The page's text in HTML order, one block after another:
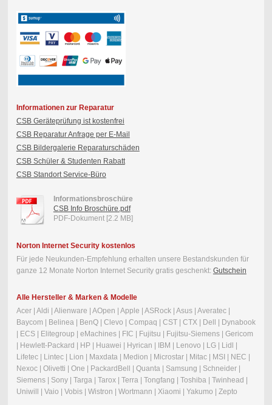
Informationen zur Reparatur
CSB Geräteprüfung ist kostenfrei
CSB Reparatur Anfrage per E-Mail
CSB Bildergalerie Reparaturschäden
CSB Schüler & Studenten Rabatt
CSB Standort Service-Büro
Informationsbroschüre
CSB Info Broschüre.pdf
PDF-Dokument [2.2 MB]
Norton Internet Security kostenlos
Für jede Neukunden-Empfehlung erhalten unsere Bestandskunden für
ganze 12 Monate Norton Internet Security gratis geschenkt: Gutschein
Alle Hersteller & Marken & Modelle
Acer | Aldi | Alienware | AOpen | Apple | ASRock | Asus | Averatec |
Baycom | Belinea | BenQ | Clevo | Compaq | CST | CTX | Dell | Dynabook
| ECS | Elitegroup | eMachines | FIC | Fujitsu | Fujitsu-Siemens | Gericom
| Hewlett-Packard | HP | Huawei | Hyrican | IBM | Lenovo | LG | Lidl |
Lifetec | Lintec | Lion | Maxdata | Medion | Microstar | Mitac | MSI | NEC |
Nexoc | Olivetti | One | PackardBell | Quanta | Samsung | Schneider |
Siemens | Sony | Targa | Tarox | Terra | Tongfang | Toshiba | Twinhead |
Uniwill | Vaio | Vobis | Wistron | Wortmann | Xiaomi | Yakumo | Zepto